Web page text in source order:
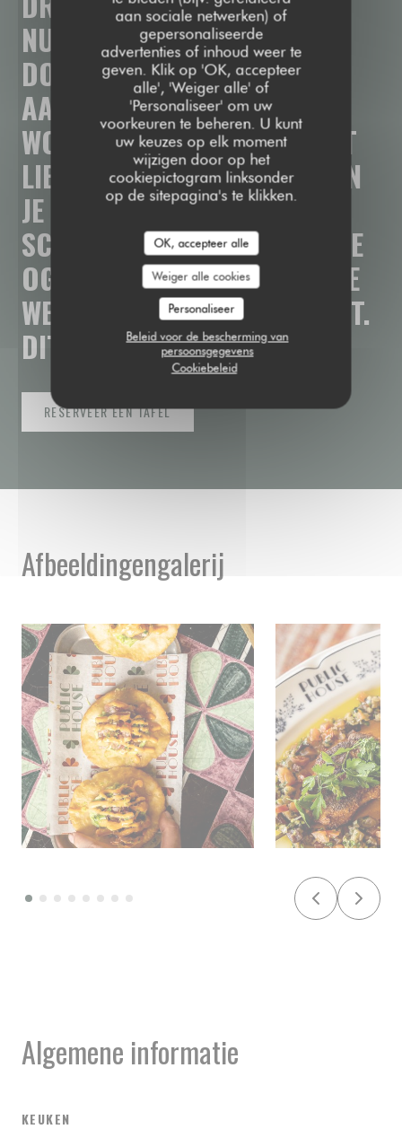
aan sociale netwerken) of
gepersonaliseerde
advertenties of inhoud weer te
geven. Klik op 'OK, accepteer
alle', 'Weiger alle' of
'Personaliseer' om uw
voorkeuren te beheren. U kunt
uw keuzes op elk moment
wijzigen door op het
cookiepictogram linksonder
op de sitepagina's te klikken.
OK, accepteer alle
Weiger alle cookies
Personaliseer
Beleid voor de bescherming van
persoonsgegevens
Cookiebeleid
NUTTIGENOFJETEGOED
DOEN
AANEEN OVERVLOED
AAN
FINGERFOOD.HIER
WORDENDEGERECHTEN
MET
LIEFDE
HUISGEMAAKTEN
BEN
JE
NOOIT VERVAN EEN
SCHERM
VERWIJDERD,
JE
OGEN
STRAKGERICHT
DE
WEDSTRIJD
VANHET
MOMENT.
DIT
PUBLICHOUSE!
RESERVEER EEN TAFEL
Afbeeldingengalerij
Algemene informatie
KEUKEN